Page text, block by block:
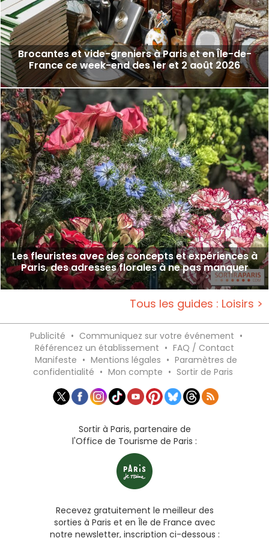
Brocantes et vide-greniers à Paris et en Île-de-
France ce week-end des 1er et 2 août 2026
Les fleuristes avec des concepts et expériences à
Paris, des adresses florales à ne pas manquer
Tous les guides : Loisirs >
Publicité • Communiquez sur votre événement •
Référencez un établissement • FAQ / Contact
Manifeste • Mentions légales • Paramètres de
confidentialité • Mon compte • Sortir de Paris
Sortir à Paris, partenaire de
l'Office de Tourisme de Paris :
Recevez gratuitement le meilleur des
sorties à Paris et en Île de France avec
notre newsletter, inscription ci-dessous :